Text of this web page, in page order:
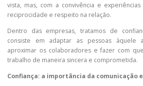
vista, mas, com a convivência e experiências
reciprocidade e respeito na relação.
Dentro das empresas, tratamos de
consiste em adaptar as pessoas àquele
aproximar os colaboradores e fazer com
trabalho de maneira sincera e comprometida.
Confiança: a importância da comunicação